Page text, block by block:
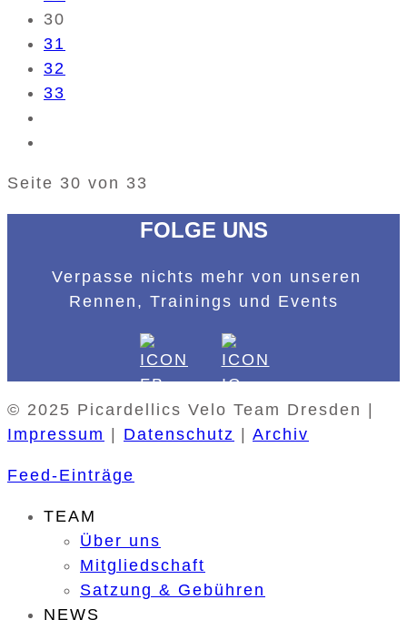
30
31
32
33
Seite 30 von 33
FOLGE UNS
Verpasse nichts mehr von unseren
Rennen, Trainings und Events
© 2025 Picardellics Velo Team Dresden |
Impressum | Datenschutz | Archiv
Feed-Einträge
TEAM
Über uns
Mitgliedschaft
Satzung & Gebühren
NEWS